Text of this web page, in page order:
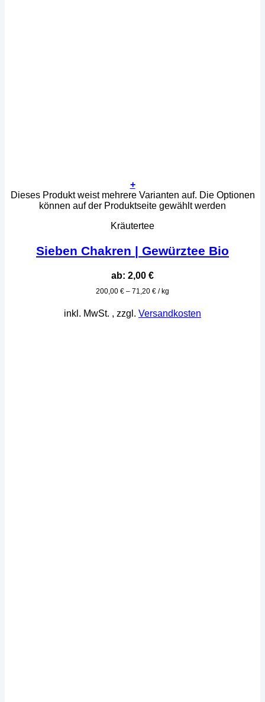
+
Dieses Produkt weist mehrere Varianten auf. Die Optionen
können auf der Produktseite gewählt werden
Kräutertee
Sieben Chakren | Gewürztee Bio
ab: 2,00 €
200,00 € – 71,20 € /kg
inkl. MwSt. , zzgl. Versandkosten